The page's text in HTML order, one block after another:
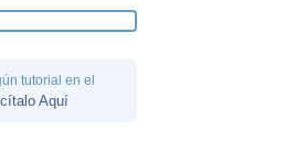
tutorial en el
Aquí